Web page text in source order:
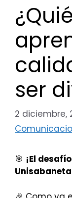
ser
2 diciembre,
🎯 ¡El